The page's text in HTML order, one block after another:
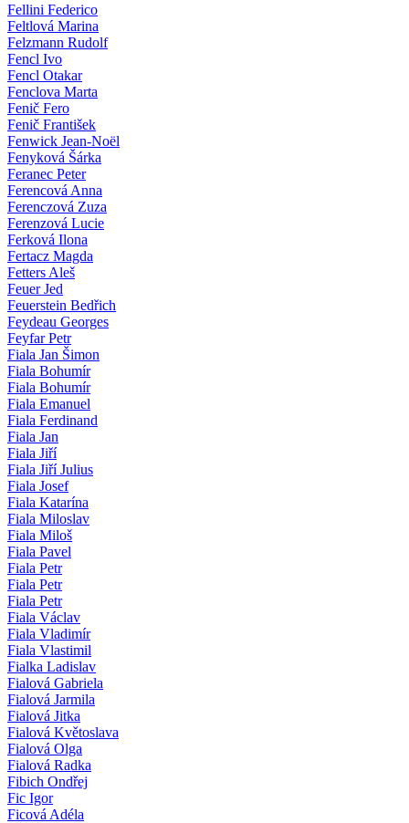
Fellini Federico
Feltlová Marina
Felzmann Rudolf
Fencl Ivo
Fencl Otakar
Fenclova Marta
Fenič Fero
Fenič František
Fenwick Jean-Noël
Fenyková Šárka
Feranec Peter
Ferencová Anna
Ferenczová Zuza
Ferenzová Lucie
Ferková Ilona
Fertacz Magda
Fetters Aleš
Feuer Jed
Feuerstein Bedřich
Feydeau Georges
Feyfar Petr
Fiala Jan Šimon
Fiala Bohumír
Fiala Bohumír
Fiala Emanuel
Fiala Ferdinand
Fiala Jan
Fiala Jiří
Fiala Jiří Julius
Fiala Josef
Fiala Katarína
Fiala Miloslav
Fiala Miloš
Fiala Pavel
Fiala Petr
Fiala Petr
Fiala Petr
Fiala Václav
Fiala Vladimír
Fiala Vlastimil
Fialka Ladislav
Fialová Gabriela
Fialová Jarmila
Fialová Jitka
Fialová Květoslava
Fialová Olga
Fialová Radka
Fibich Ondřej
Fic Igor
Ficová Adéla